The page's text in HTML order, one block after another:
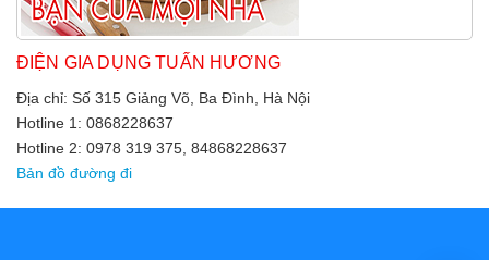
ĐIỆN GIA DỤNG TUẤN HƯƠNG
Địa chỉ: Số 315 Giảng Võ, Ba Đình, Hà Nội
Hotline 1: 0868228637
Hotline 2: 0978 319 375, 84868228637
Bản đồ đường đi